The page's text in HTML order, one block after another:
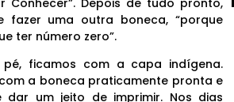
Conhecer”. Depois de tudo pronto,
fazer uma outra boneca, “porque
ter número zero”.
pé, ficamos com a capa indígena.
a boneca praticamente pronta e
um jeito de imprimir. Nos dias